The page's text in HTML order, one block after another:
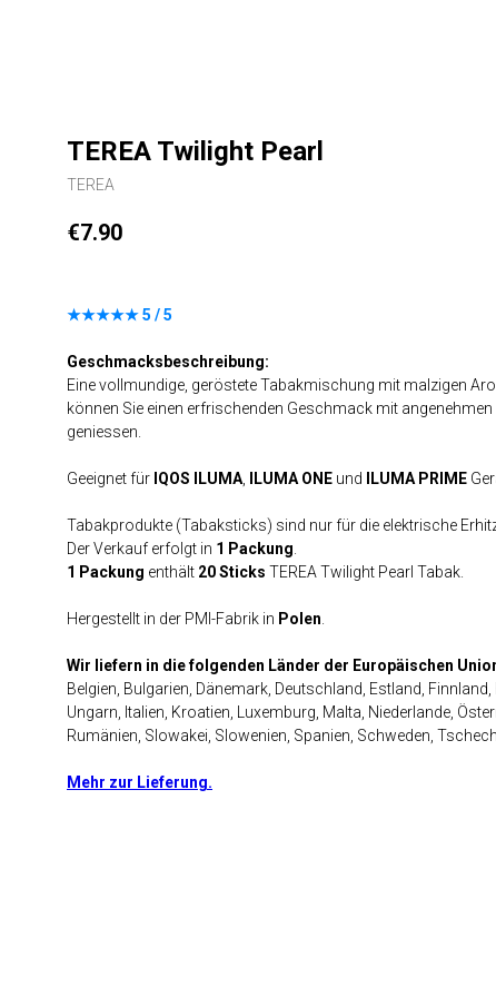
TEREA Twilight Pearl
TEREA
€7.90
★★★★★ 5 / 5
Geschmacksbeschreibung:
Eine vollmundige, geröstete Tabakmischung mit malzigen
können Sie einen erfrischenden Geschmack mit
geniessen.
Geeignet für IQOS ILUMA, ILUMA ONE und ILUMA PRIME
Tabakprodukte (Tabaksticks) sind nur für die elektrische
Der Verkauf erfolgt in 1 Packung.
1 Packung enthält 20 Sticks TEREA Twilight Pearl Tabak.
Hergestellt in der PMI-Fabrik in Polen.
Wir liefern in die folgenden Länder der Europäischen
Belgien, Bulgarien, Dänemark, Deutschland, Estland,
Ungarn, Italien, Kroatien, Luxemburg, Malta, Niederlande,
Rumänien, Slowakei, Slowenien, Spanien, Schweden,
Mehr zur Lieferung.